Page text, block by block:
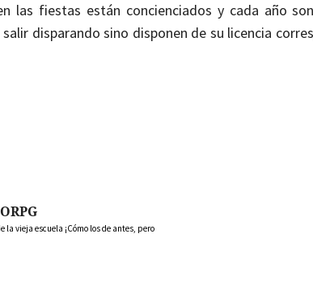
las fiestas están concienciados y cada año
disparando sino disponen de su licencia
la vieja escuela ¡Cómo los de antes, pero